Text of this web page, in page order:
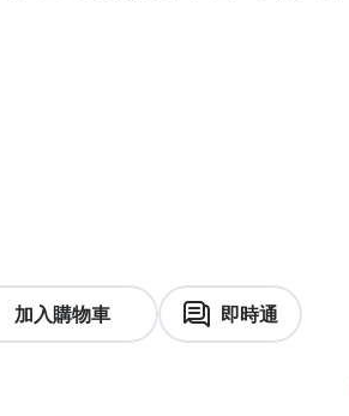
加入購物車 即時通